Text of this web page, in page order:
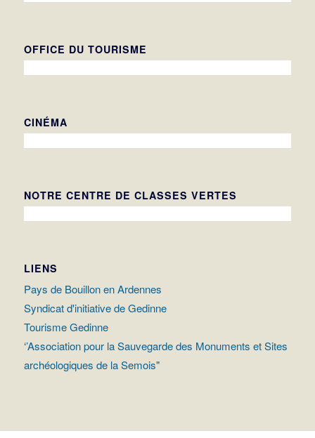
OFFICE DU TOURISME
CINÉMA
NOTRE CENTRE DE CLASSES VERTES
LIENS
Pays de Bouillon en Ardennes
Syndicat d'initiative de Gedinne
Tourisme Gedinne
‘’Association pour la Sauvegarde des Monuments et Sites
archéologiques de la Semois"